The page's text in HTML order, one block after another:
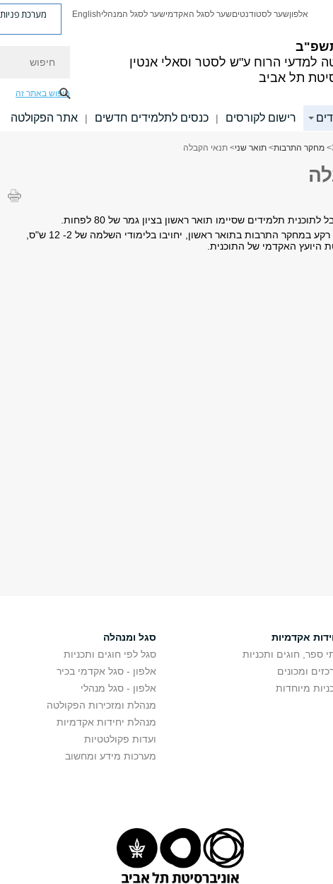
תשפ"ב
למדעי הרוח ע"ש לסטר וסאלי אנטין
תל אביב
אלפוןשער לסטודנטיםשער לסגל האקדמישער לסגל המנהליEnglish מערכת פניות
חיפוש באתר זה
רישום לקורסים | כנסים לתלמידים חדשים | אתר הפקולטה
> מחקר התרבות> תואר שני> תנאי הקבלה
תלמידים שסיימו תואר ראשון בציון גמר של 80 לפחות.
תלמידים ללא רקע במחקר התרבות בתואר ראשון, יחויבו בלימודי השלמה של 2- 12 ש"ס,
היועץ האקדמי של התוכנית.
אקדמיות
ספר, חוגים ותכניות
ומכונים
מיוחדות
סגל ומנהלה
סגל לפי חוגים ותכניות
אלפון - סגל אקדמי בכיר
אלפון - סגל מנהלי
מנהלת ומזכירות הפקולטה
מנהלת יחידות אקדמיות
ועדות פקולטטיות
מערכות מידע ומחשוב